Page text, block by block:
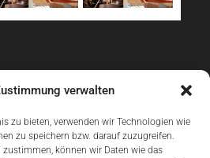
verwalten
zu bieten, verwenden wir Technologien wie
zu speichern bzw. darauf zuzugreifen.
können wir Daten wie das